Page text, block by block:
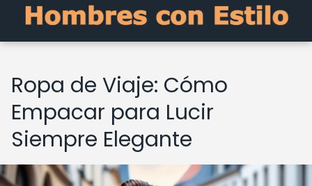
Ropa de Viaje: Cómo
Empacar para Lucir
Siempre Elegante